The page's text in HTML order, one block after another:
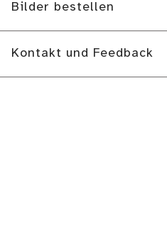
Bilder bestellen
Kontakt und Feedback